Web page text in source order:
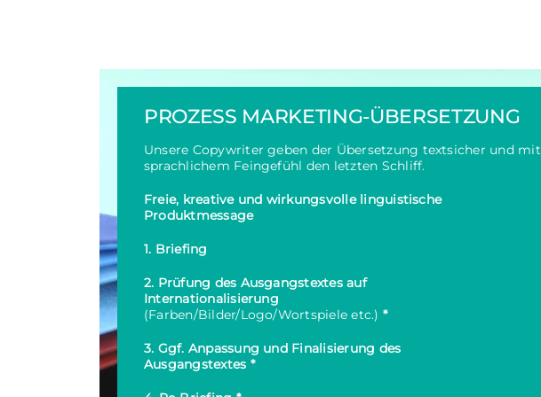
PROZESS MARKETING-ÜBERSETZUNG
Unsere Copywriter geben der Übersetzung textsicher und mit
sprachlichem Feingefühl den letzten Schliff.
Freie, kreative und wirkungsvolle linguistische
Produktmessage
1. Briefing
2. Prüfung des Ausgangstextes auf
Internationalisierung
(Farben/Bilder/Logo/Wortspiele etc.) *
3. Ggf. Anpassung und Finalisierung des
Ausgangstextes *